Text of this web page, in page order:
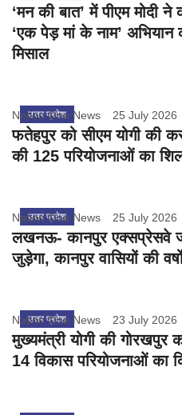
‘मन की बात’ में पीएम मोदी
‘एक पेड़ मां के नाम’
मिसाल
उत्तर प्रदेश
Nation One News 25 July 2026
फतेहपुर को सीएम योगी की
की 125 परियोजनाओं का
उत्तर प्रदेश
Nation One News 25 July 2026
लखनऊ- कानपुर एक्सप्रेसवे
जुड़ेगा, कानपुर वासियों की
उत्तर प्रदेश
Nation One News 23 July 2026
मुख्यमंत्री योगी की गोरखपुर
14 विकास परियोजनाओं का